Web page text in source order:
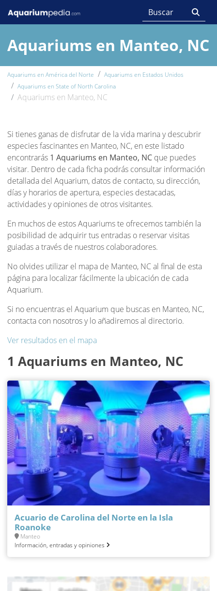
Aquariums en Manteo, NC
Aquariums en América del Norte
Aquariums en Estados Unidos
Aquariums en State of North Carolina
Aquariums en Manteo, NC
Si tienes ganas de disfrutar de la vida marina y descubrir
especies fascinantes en Manteo, NC, en este listado
encontrarás 1 Aquariums en Manteo, NC que puedes
visitar. Dentro de cada ficha podrás consultar información
detallada del Aquarium, datos de contacto, su dirección,
días y horarios de apertura, especies destacadas,
actividades y opiniones de otros visitantes.
En muchos de estos Aquariums te ofrecemos también la
posibilidad de adquirir tus entradas o reservar visitas
guiadas a través de nuestros colaboradores.
No olvides utilizar el mapa de Manteo, NC al final de esta
página para localizar fácilmente la ubicación de cada
Aquarium.
Si no encuentras el Aquarium que buscas en Manteo, NC,
contacta con nosotros y lo añadiremos al directorio.
Ver resultados en el mapa
1 Aquariums en Manteo, NC
Acuario de Carolina del Norte en la Isla
Roanoke
Manteo
Información, entradas y opiniones